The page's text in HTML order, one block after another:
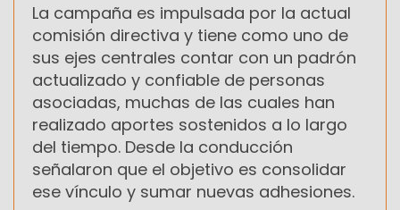
La campaña es impulsada por la actual
comisión directiva y tiene como uno de
sus ejes centrales contar con un padrón
actualizado y confiable de personas
asociadas, muchas de las cuales han
realizado aportes sostenidos a lo largo
del tiempo. Desde la conducción
señalaron que el objetivo es consolidar
ese vínculo y sumar nuevas adhesiones.